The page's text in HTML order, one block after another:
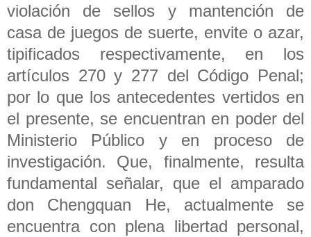
violación de sellos y mantención de
casa de juegos de suerte, envite o azar,
tipificados respectivamente, en los
artículos 270 y 277 del Código Penal;
por lo que los antecedentes vertidos en
el presente, se encuentran en poder del
Ministerio Público y en proceso de
investigación. Que, finalmente, resulta
fundamental señalar, que el amparado
don Chengquan He, actualmente se
encuentra con plena libertad personal,